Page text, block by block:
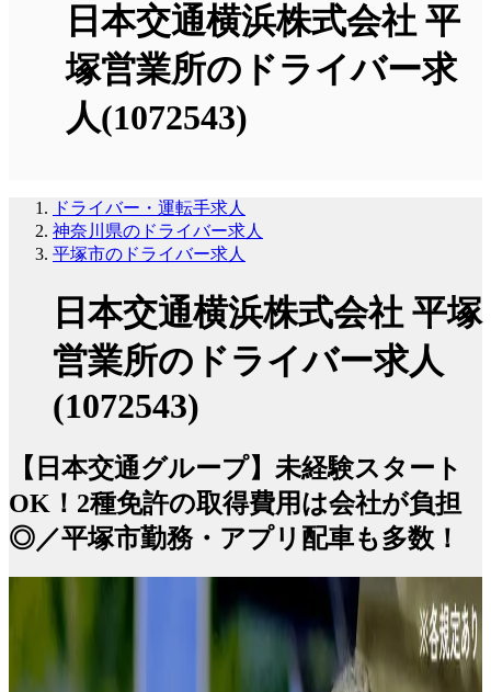
日本交通横浜株式会社 平
塚営業所のドライバー求
人(1072543)
ドライバー・運転手求人
神奈川県のドライバー求人
平塚市のドライバー求人
日本交通横浜株式会社 平塚
営業所のドライバー求人
(1072543)
【日本交通グループ】未経験スタート
OK！2種免許の取得費用は会社が負担
◎／平塚市勤務・アプリ配車も多数！